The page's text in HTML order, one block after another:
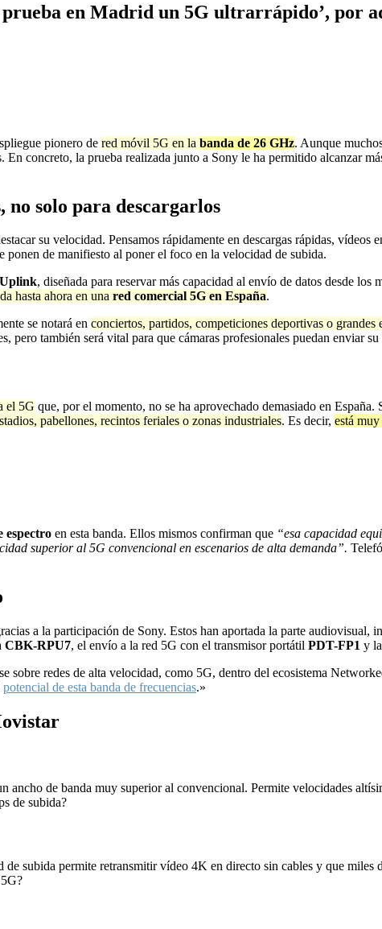
en Madrid un 5G ultrarrápido’, por
pionero de red móvil 5G en la banda de 26 GHz. Aunque
concreto, la prueba realizada junto a Sony le ha permitido alcanzar
no solo para descargarlos
su velocidad. Pensamos rápidamente en descargas rápidas, vídeos
de manifiesto al poner el foco en la velocidad de subida.
, diseñada para reservar más capacidad al envío de datos desde los
hasta ahora en una red comercial 5G en España.
se notará en conciertos, partidos, competiciones deportivas o grandes
pero también será vital para que cámaras profesionales puedan enviar
el 5G que, por el momento, no se ha aprovechado demasiado en
pabellones, recintos feriales o zonas industriales. Es decir, está
espectro en esta banda. Ellos mismos confirman que “esa capacidad
superior al 5G convencional en escenarios de alta demanda”.
a la participación de Sony. Estos han aportada la parte audiovisual,
CBK-RPU7, el envío a la red 5G con el transmisor portátil PDT-FP1 y
sobre redes de alta velocidad, como 5G, dentro del ecosistema
potencial de esta banda de frecuencias.»
ancho de banda muy superior al convencional. Permite velocidades
de subida?
subida permite retransmitir vídeo 4K en directo sin cables y que miles